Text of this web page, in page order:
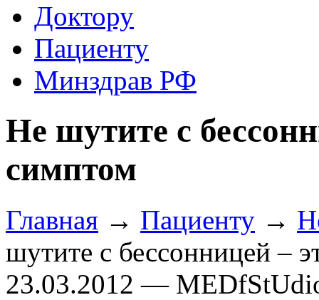
Доктору
Пациенту
Минздрав РФ
Не шутите с
симптом
Главная → Пациенту →
шутите с бессонницей –
23.03.2012 —